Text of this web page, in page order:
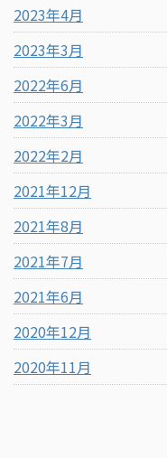
2023年4月
2023年3月
2022年6月
2022年3月
2022年2月
2021年12月
2021年8月
2021年7月
2021年6月
2020年12月
2020年11月